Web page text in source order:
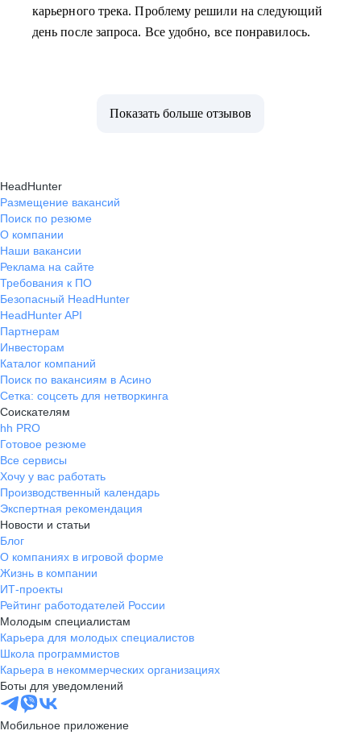
карьерного трека. Проблему решили на следующий
день после запроса. Все удобно, все понравилось.
Показать больше отзывов
HeadHunter
Размещение вакансий
Поиск по резюме
О компании
Наши вакансии
Реклама на сайте
Требования к ПО
Безопасный HeadHunter
HeadHunter API
Партнерам
Инвесторам
Каталог компаний
Поиск по вакансиям в Асино
Сетка: соцсеть для нетворкинга
Соискателям
hh PRO
Готовое резюме
Все сервисы
Хочу у вас работать
Производственный календарь
Экспертная рекомендация
Новости и статьи
Блог
О компаниях в игровой форме
Жизнь в компании
ИТ-проекты
Рейтинг работодателей России
Молодым специалистам
Карьера для молодых специалистов
Школа программистов
Карьера в некоммерческих организациях
Боты для уведомлений
Мобильное приложение